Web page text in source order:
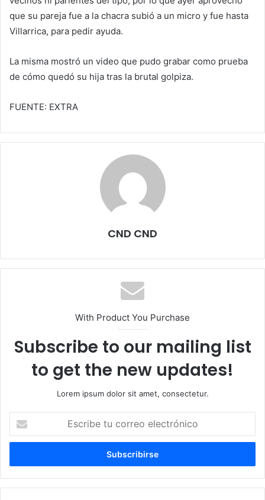
que su pareja fue a la chacra subió a un micro y fue hasta
Villarrica, para pedir ayuda.
La misma mostró un video que pudo grabar como prueba
de cómo quedó su hija tras la brutal golpiza.
FUENTE: EXTRA
CND CND
With Product You Purchase
Subscribe to our mailing list
to get the new updates!
Lorem ipsum dolor sit amet, consectetur.
correo